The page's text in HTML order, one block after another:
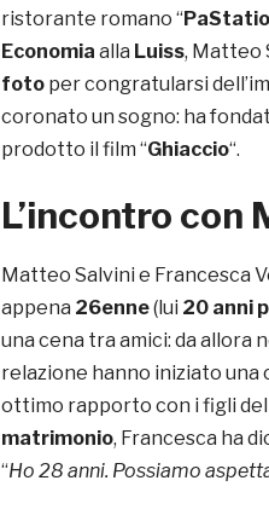
ristorante romano “
Economia alla Luiss, Matteo
foto per congratularsi
coronato un sogno: ha
prodotto il film “Ghiaccio“.
L’incontro con
Matteo Salvini e Francesca
appena 26enne(lui 20 anni
una cena tra amici: da allora
relazione hanno iniziato una
ottimo rapporto con i figli
matrimonio, Francesca ha
“Ho 28 anni. Possiamo